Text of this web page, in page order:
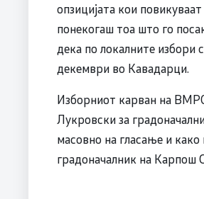
опзицијата кои
понекогаш тоа што го
дека по локалните избори
декември во Кавадарци.
Изборниот карван на
Лукровски за
масовно на гласање и
градоначалник на Карпош